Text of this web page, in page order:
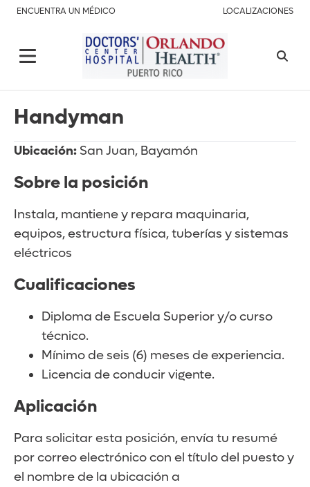
ENCUENTRA UN MÉDICO LOCALIZACIONES
Handyman
Ubicación: San Juan, Bayamón
Sobre la posición
Instala, mantiene y repara maquinaria,
equipos, estructura física, tuberías y sistemas
eléctricos
Cualificaciones
Diploma de Escuela Superior y/o curso
técnico.
Mínimo de seis (6) meses de experiencia.
Licencia de conducir vigente.
Aplicación
Para solicitar esta posición, envía tu resumé
por correo electrónico con el título del puesto y
el nombre de la ubicación a